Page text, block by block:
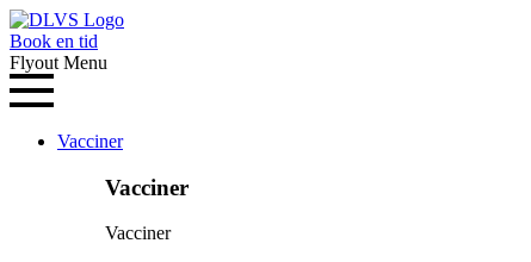
Book en tid
Flyout Menu
Vacciner
Vacciner
Vacciner